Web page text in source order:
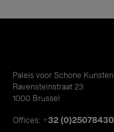
Paleis voor Schone Kunsten
Ravensteinstraat 23
1000 Brussel
Offices: +32 (0)25078430